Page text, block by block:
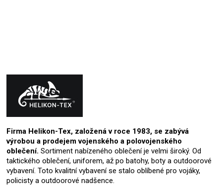
Firma Helikon-Tex, založená v roce 1983, se zabývá
výrobou a prodejem vojenského a polovojenského
oblečení. Sortiment nabízeného oblečení je velmi široký. Od
taktického oblečení, uniforem, až po batohy, boty a outdoorové
vybavení. Toto kvalitní vybavení se stalo oblíbené pro vojáky,
policisty a outdoorové nadšence.